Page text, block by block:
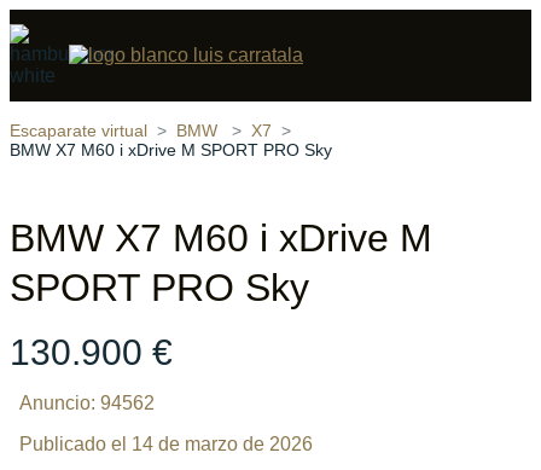
‹ ›
Compartir
Escaparate virtual BMW
X7
BMW X7 M60 i xDrive M SPORT PRO Sky
BMW X7 M60 i xDrive M
SPORT PRO Sky
130.900 €
Anuncio: 94562
Publicado el 14 de marzo de 2026